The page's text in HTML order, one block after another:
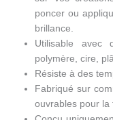
poncer ou
brillance.
Utilisable avec
polymère, cire,
Résiste à des
Fabriqué sur
ouvrables pour la